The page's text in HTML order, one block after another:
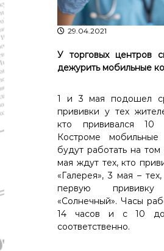
р
а
а
о
р
о
и
К
т
р
о
м
с
й
29.04.2021
У торговых центров
дежурить мобильные
1 и 3 мая подошел
прививки у тех
кто прививался 10
Костроме мобильные
будут работать на
мая ждут тех, кто
«Галерея», 3 мая –
первую
«Солнечный». Часы
14 часов и с 10
соответственно.